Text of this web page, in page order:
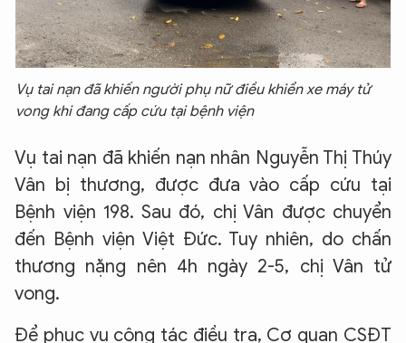
Vụ tai nạn đã khiến người phụ nữ điều khiển xe máy tử
vong khi đang cấp cứu tại bệnh viện
Vụ tai nạn đã khiến nạn nhân Nguyễn Thị Thúy
Vân bị thương, được đưa vào cấp cứu tại
Bệnh viện 198. Sau đó, chị Vân được chuyển
đến Bệnh viện Việt Đức. Tuy nhiên, do chấn
thương nặng nên 4h ngày 2-5, chị Vân tử
vong.
Để phục vụ công tác điều tra, Cơ quan CSĐT